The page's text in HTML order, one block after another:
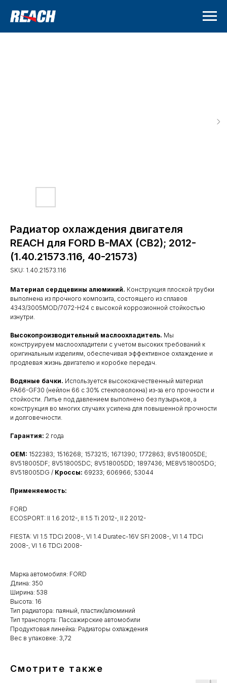
Радиатор охлаждения двигателя
REACH для FORD B-MAX (CB2); 2012-
(1.40.21573.116, 40-21573)
SKU: 1.40.21573.116
Материал сердцевины алюминий. Конструкция плоской трубки
выполнена из прочного композита, состоящего из сплавов
4343/3005MOD/7072-H24 с высокой коррозионной стойкостью
изнутри.
Высокопроизводительный маслоохладитель. Мы
конструируем маслоохладители с учетом высоких требований к
оригинальным изделиям, обеспечивая эффективное охлаждение и
продлевая жизнь двигателю и коробке передач.
Водяные бачки. Используется высококачественный материал
PA66-GF30 (нейлон 66 с 30% стекловолокна) из-за его прочности и
стойкости. Литье под давлением выполнено без пузырьков, а
конструкция во многих случаях усилена для повышенной прочности
и долговечности.
Гарантия: 2 года
OEM: 1522383; 1516268; 1573215; 1671390; 1772863; 8V518005DE;
8V518005DF; 8V518005DC; 8V518005DD; 1897436; ME8V518005DG;
8V518005DG / Кроссы: 69233; 606966; 53044
Применяемость:
FORD
ECOSPORT: II 1.6 2012-, II 1.5 Ti 2012-, II 2 2012-
FIESTA: VI 1.5 TDCi 2008-, VI 1.4 Duratec-16V SFI 2008-, VI 1.4 TDCi
2008-, VI 1.6 TDCi 2008-
Марка автомобиля: FORD
Длина: 350
Ширина: 538
Высота: 16
Тип радиатора: паяный, пластик/алюминий
Тип транспорта: Пассажирские автомобили
Продуктовая линейка: Радиаторы охлаждения
Вес в упаковке: 3,72
Смотрите также